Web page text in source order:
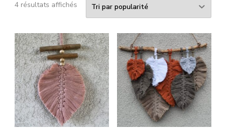
4 résultats affichés
par